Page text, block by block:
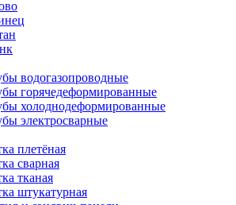
водогазопроводные
горячедеформированные
холоднодеформированные
электросварные
плетёная
сварная
тканая
штукатурная